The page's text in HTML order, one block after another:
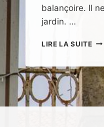
balançoire. Il
jardin. …
LIRE LA SUITE
À
UN